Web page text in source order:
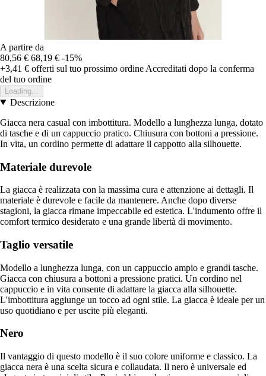
A partire da
80,56 € 68,19 € -15%
+3,41 € offerti sul tuo prossimo ordine Accreditati dopo la conferma
del tuo ordine
Loading...
Descrizione
Giacca nera casual con imbottitura. Modello a lunghezza lunga, dotato
di tasche e di un cappuccio pratico. Chiusura con bottoni a pressione.
In vita, un cordino permette di adattare il cappotto alla silhouette.
Materiale durevole
La giacca è realizzata con la massima cura e attenzione ai dettagli. Il
materiale è durevole e facile da mantenere. Anche dopo diverse
stagioni, la giacca rimane impeccabile ed estetica. L'indumento offre il
comfort termico desiderato e una grande libertà di movimento.
Taglio versatile
Modello a lunghezza lunga, con un cappuccio ampio e grandi tasche.
Giacca con chiusura a bottoni a pressione pratici. Un cordino nel
cappuccio e in vita consente di adattare la giacca alla silhouette.
L'imbottitura aggiunge un tocco ad ogni stile. La giacca è ideale per un
uso quotidiano e per uscite più eleganti.
Nero
Il vantaggio di questo modello è il suo colore uniforme e classico. La
giacca nera è una scelta sicura e collaudata. Il nero è universale ed